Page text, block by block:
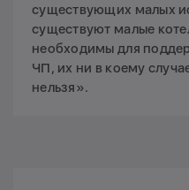
существующих малых
существуют малые
необходимы для
ЧП, их ни в коему
нельзя».